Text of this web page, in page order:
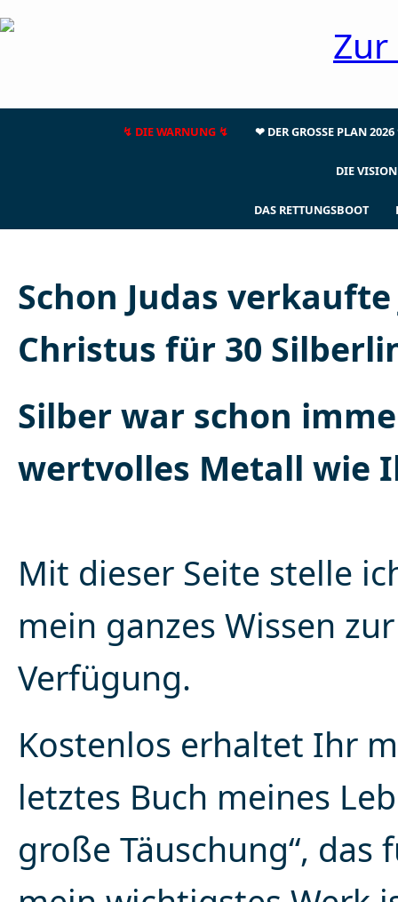
↯ DIE WARNUNG ↯ ❤ DER GROSSE PLAN
DIE VISION
DAS RETTUNGSBOOT
Schon Judas verkaufte
Christus für 30
Silber war schon
wertvolles Metall wie
Mit dieser Seite stelle
mein ganzes Wissen zur
Verfügung.
Kostenlos erhaltet Ihr
letztes Buch meines
große Täuschung“, das